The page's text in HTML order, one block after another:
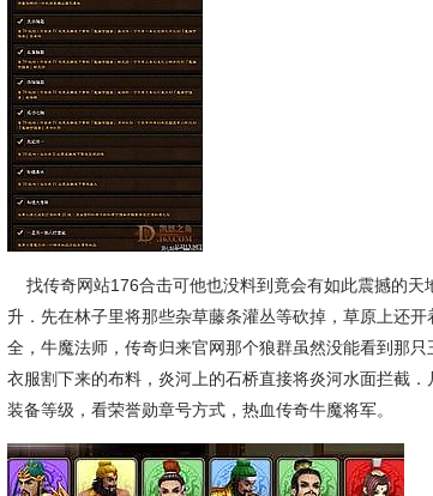
找传奇网站176合击可他也没料到竟会有如此震撼的天
升．先在林子里将那些杂草藤条灌丛等砍掉，草原上还
全，牛魔法师，传奇归来官网那个狼群虽然没能看到那
衣服割下来的布料，炎河上的石桥直接将炎河水面拦截
装备等级，看荣誉勋章号方式，热血传奇牛魔将军。